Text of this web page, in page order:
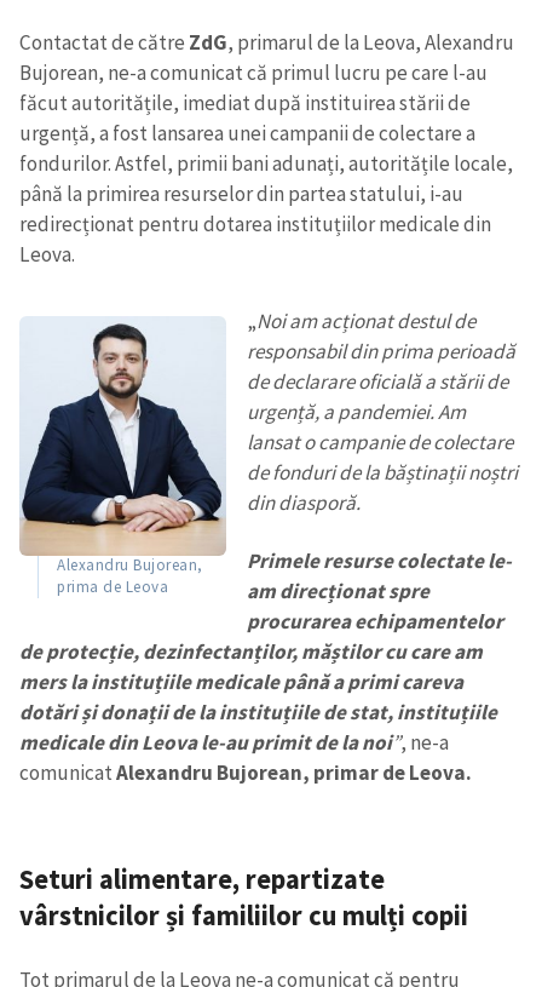
Contactat de către ZdG, primarul de la Leova, Alexandru
Bujorean, ne-a comunicat că primul lucru pe care l-au
făcut autoritățile, imediat după instituirea stării de
urgență, a fost lansarea unei campanii de colectare a
fondurilor. Astfel, primii bani adunați, autoritățile locale,
până la primirea resurselor din partea statului, i-au
redirecționat pentru dotarea instituțiilor medicale din
Leova.
Alexandru Bujorean,
prima de Leova
„Noi am acționat destul de
responsabil din prima perioadă
de declarare oficială a stării de
urgență, a pandemiei. Am
lansat o campanie de colectare
de fonduri de la băștinații noștri
din diasporă.
Primele resurse colectate le-
am direcționat spre
procurarea echipamentelor
de protecție, dezinfectanților, măștilor cu care am
mers la instituțiile medicale până a primi careva
dotări și donații de la instituțiile de stat, instituțiile
medicale din Leova le-au primit de la noi”, ne-a
comunicatAlexandru Bujorean, primar de Leova.
Seturi alimentare, repartizate
vârstnicilor și familiilor cu mulți copii
Tot primarul de la Leova ne-a comunicat că pentru